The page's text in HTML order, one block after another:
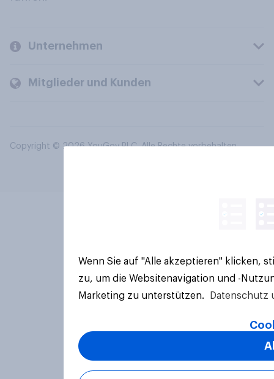
Unternehmen
Mitglieder und Kunden
Copyright © 2026 YouGov PLC. Alle Rechte vorbehalten.
Wenn Sie auf "Alle akzeptieren" klicken,
zu, um die Websitenavigation und -
Marketing zu unterstützen.
Datenschutz